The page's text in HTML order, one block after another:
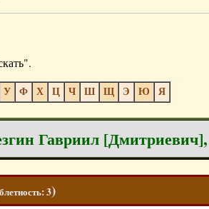
У Ф Х Ц Ч Ш Щ Э Ю Я
Гавриил
3)